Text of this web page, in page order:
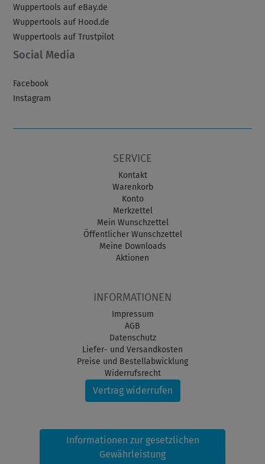
Wuppertools auf eBay.de
Wuppertools auf Hood.de
Wuppertools auf Trustpilot
Social Media
Facebook
Instagram
SERVICE
Kontakt
Warenkorb
Konto
Merkzettel
Mein Wunschzettel
Öffentlicher Wunschzettel
Meine Downloads
Aktionen
INFORMATIONEN
Impressum
AGB
Datenschutz
Liefer- und Versandkosten
Preise und Bestellabwicklung
Widerrufsrecht
Vertrag widerrufen
Informationen zur gesetzlichen
Gewährleistung